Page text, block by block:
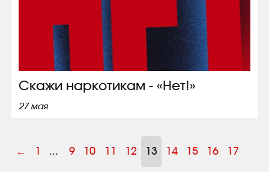
Скажи наркотикам - «Нет!»
27 мая
← 1 ... 9 10 11 12 13 14 15 16 17